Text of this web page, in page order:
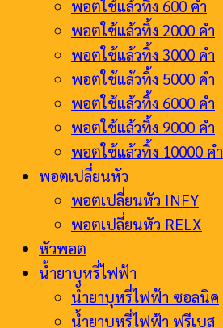
พอตใช้แล้วทิ้ง 600 คำ
พอตใช้แล้วทิ้ง 2000 คำ
พอตใช้แล้วทิ้ง 3000 คำ
พอตใช้แล้วทิ้ง 5000 คำ
พอตใช้แล้วทิ้ง 6000 คำ
พอตใช้แล้วทิ้ง 9000 คำ
พอตใช้แล้วทิ้ง 10000 คำ
พอตเปลี่ยนหัว
พอตเปลี่ยนหัว INFY
พอตเปลี่ยนหัว RELX
หัวพอต
น้ำยาบุหรี่ไฟฟ้า
น้ำยาบุหรี่ไฟฟ้า ซอลนิค
น้ำยาบุหรี่ไฟฟ้า ฟรีเบส